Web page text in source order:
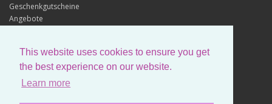
This website uses cookies to ensure you get
the best experience on our website.
Learn more
Geschenkgutscheine
Angebote
Konto
Auftragsverlauf
Newsletter